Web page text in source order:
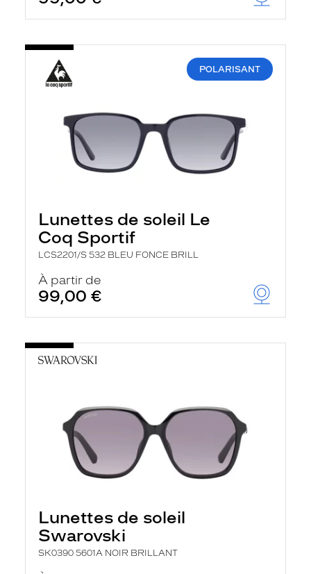
POLARISANT
Lunettes de soleil Le
Coq Sportif
LCS2201/S 532 BLEU FONCE BRILL
À partir de
99,00 €
Lunettes de soleil
Swarovski
SK0390 5601A NOIR BRILLANT